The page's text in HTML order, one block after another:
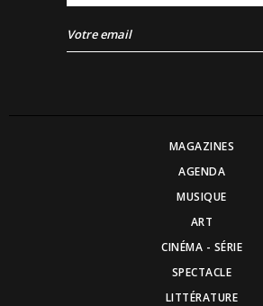
MAGAZINES
AGENDA
MUSIQUE
ART
CINÉMA - SÉRIE
SPECTACLE
LITTÉRATURE